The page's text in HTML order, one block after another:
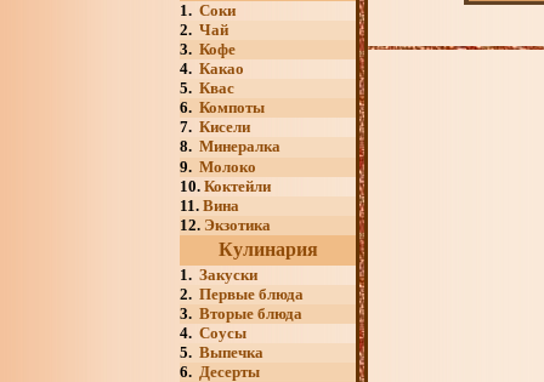
1. Соки
2. Чай
3. Кофе
4. Какао
5. Квас
6. Компоты
7. Кисели
8. Минералка
9. Молоко
10. Коктейли
11. Вина
12. Экзотика
Кулинария
1. Закуски
2. Первые блюда
3. Вторые блюда
4. Соусы
5. Выпечка
6. Десерты